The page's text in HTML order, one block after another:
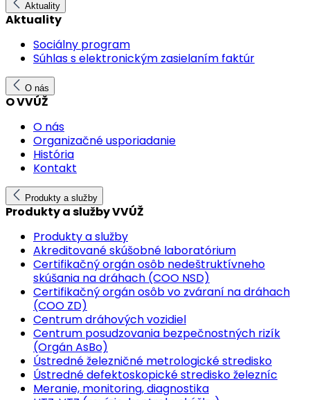
Aktuality
Aktuality
Sociálny program
Súhlas s elektronickým zasielaním faktúr
O nás
O VVÚŽ
O nás
Organizačné usporiadanie
História
Kontakt
Produkty a služby
Produkty a služby VVÚŽ
Produkty a služby
Akreditované skúšobné laboratórium
Certifikačný orgán osôb nedeštruktívneho
skúšania na dráhach (COO NSD)
Certifikačný orgán osôb vo zváraní na dráhach
(COO ZD)
Centrum dráhových vozidiel
Centrum posudzovania bezpečnostných rizík
(Orgán AsBo)
Ústredné železničné metrologické stredisko
Ústredné defektoskopické stredisko železníc
Meranie, monitoring, diagnostika